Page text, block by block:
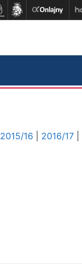
2015/16 2016/17